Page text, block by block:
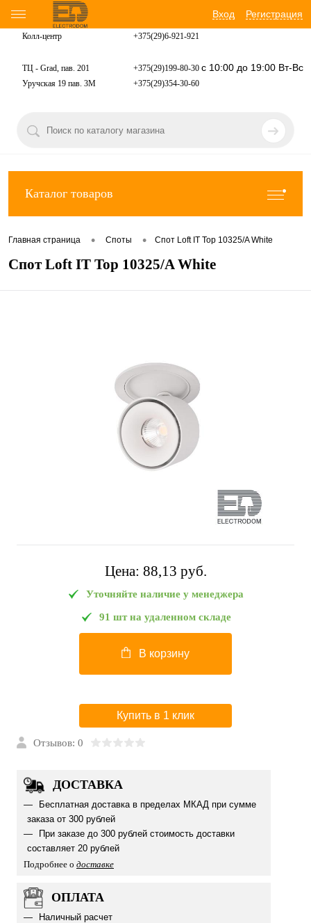
Вход Регистрация
Колл-центр +375(29)6-921-921
ТЦ - Grad, пав. 201 +375(29)199-80-30 с 10:00 до 19:00 Вт-Вс
Уручская 19 пав. 3М +375(29)354-30-60
Каталог товаров
Главная страница • Споты • Спот Loft IT Top 10325/A White
Спот Loft IT Top 10325/A White
Цена: 88,13 pуб.
Уточняйте наличие у менеджера
91 шт на удаленном складе
В корзину
Купить в 1 клик
Отзывов: 0
ДОСТАВКА
Бесплатная доставка в пределах МКАД при сумме
заказа от 300 рублей
При заказе до 300 рублей стоимость доставки
составляет 20 рублей
Подробнее о доставке
ОПЛАТА
Наличный расчет